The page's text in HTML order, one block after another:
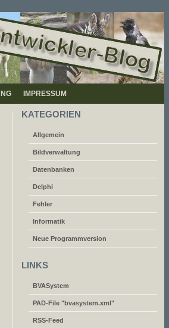
IMPRESSUM
KATEGORIEN
Allgemein
Bildverwaltung
Datenbanken
Delphi
Fehler
Informatik
Neue Programmversion
LINKS
BVASystem
PAD-File "bvasystem.xml"
RSS-Feed